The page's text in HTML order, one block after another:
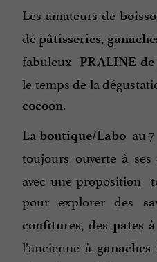
Les amateurs de
depâtisseries,
fabuleux PRALINE
le temps de la
cocoon.
La boutique/Laboau 7
toujours ouverte à ses
avec une proposition
pour explorer des
confitures, des pates
l’ancienne à